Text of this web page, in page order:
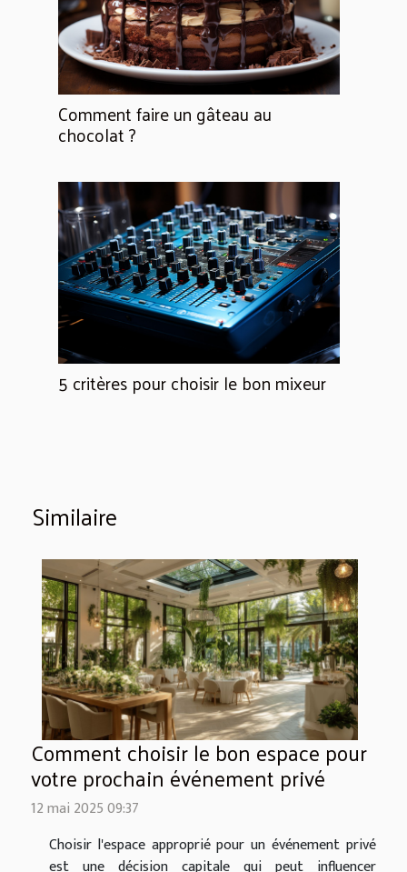
Comment faire un gâteau au
chocolat ?
5 critères pour choisir le bon mixeur
Similaire
Comment choisir le bon espace pour
votre prochain événement privé
12 mai 2025 09:37
Choisir l'espace approprié pour un événement privé
est une décision capitale qui peut influencer